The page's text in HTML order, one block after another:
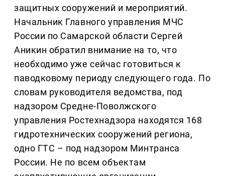
защитных сооружений и мероприятий.
Начальник Главного управления МЧС
России по Самарской области Сергей
Аникин обратил внимание на то, что
необходимо уже сейчас готовиться к
паводковому периоду следующего года. По
словам руководителя ведомства, под
надзором Средне-Поволжского
управления Ростехнадзора находятся 168
гидротехнических сооружений региона,
одно ГТС – под надзором Минтранса
России. Не по всем объектам